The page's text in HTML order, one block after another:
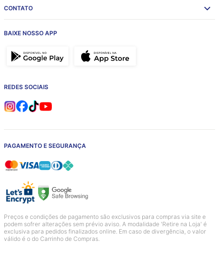
CONTATO
BAIXE NOSSO APP
REDES SOCIAIS
PAGAMENTO E SEGURANÇA
Preços e condições de pagamento são exclusivos para compras via site e
podem sofrer alterações sem prévio aviso. A modalidade 'Retire na Loja' é
exclusiva para pedidos finalizados online. Em caso de divergência, o valor
válido é o do Carrinho de Compras.